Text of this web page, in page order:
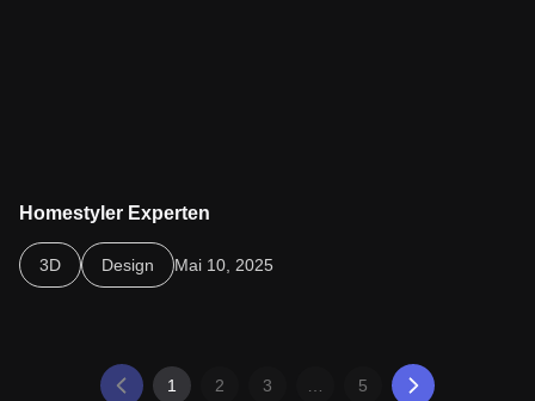
Homestyler Experten
Homestyler Experten unterstützen Unternehmen bei der
Integration von 3D-Designs in Webseiten und Prozesse – ideal
für Immobilien, Interior & E-Commerce.
3D Design Mai 10, 2025
1 2 3 5